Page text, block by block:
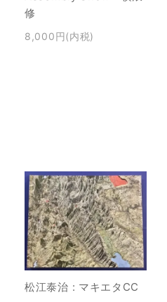
修
8,000円(内税)
松江泰治 : マキエタCC